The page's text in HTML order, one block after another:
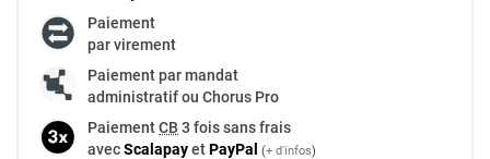
Paiement
par virement
Paiement par mandat
administratif ou Chorus Pro
PaiementCB 3 fois sans frais
avecScalapayetPayPal (+ d'infos)